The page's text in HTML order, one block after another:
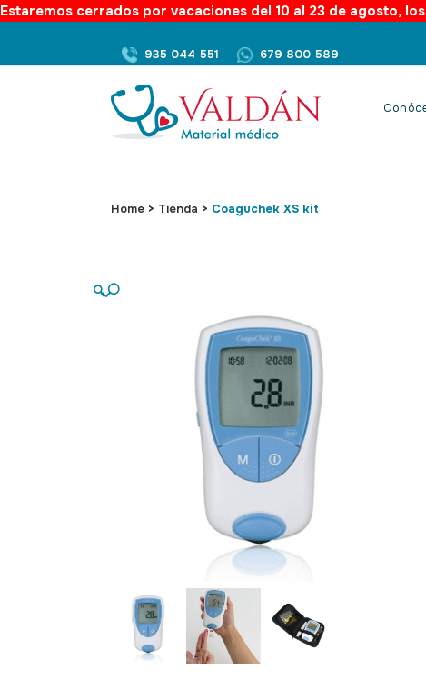
Estaremos cerrados por vacaciones del 10 al 23 de agosto,
935 044 551 679 800 589
Home > Tienda > Coaguchek XS kit
🔍